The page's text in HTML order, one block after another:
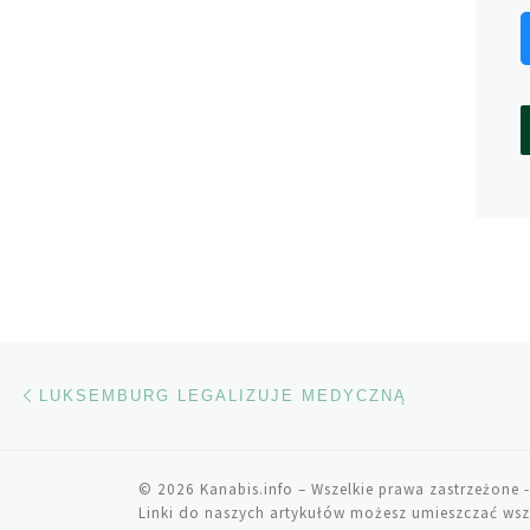
Nawigacja wpisu
LUKSEMBURG LEGALIZUJE MEDYCZNĄ
© 2026 Kanabis.info – Wszelkie prawa zastrzeżone
Linki do naszych artykułów możesz umieszczać